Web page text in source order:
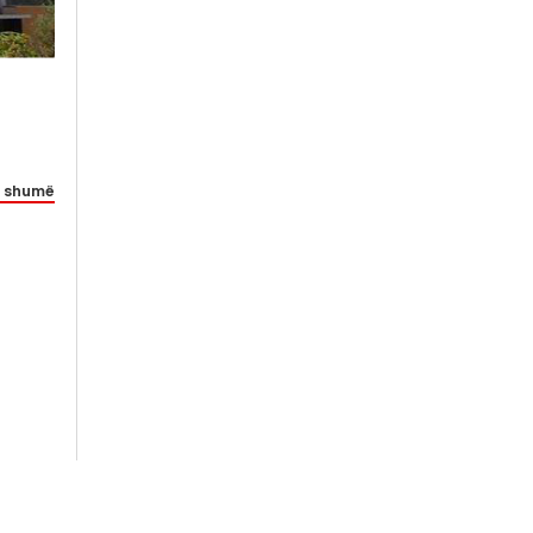
shumë